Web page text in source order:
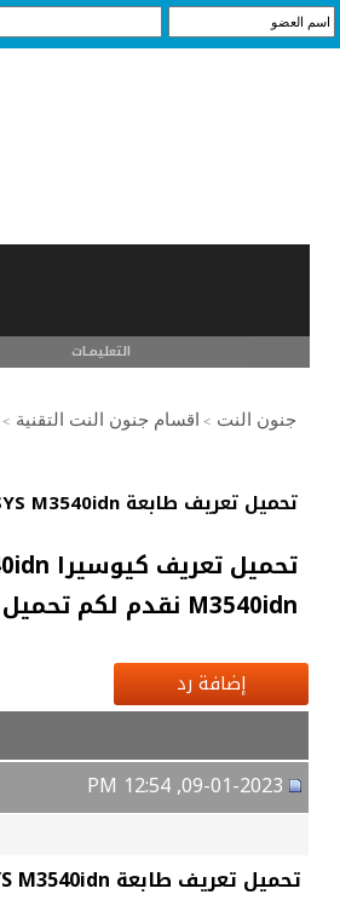
التعليمـــات
جنون النت > اقسام جنون النت التقنية >
تحميل تعريف طابعة ECOSYS M3540idn
M3540idn نقدم لكم تحميل تعريف آلة التصوير كيوسيرا ECOSYS M3540idn الأصلي ومن
إضافة رد
تحميل تعريف طابعة ECOSYS M3540idn